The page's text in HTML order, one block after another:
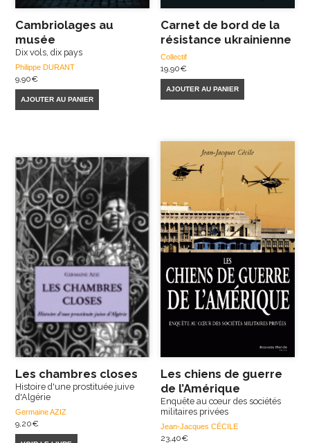
Cambriolages au
musée
Dix vols, dix pays
Philippe DURANT
9,90€
AJOUTER AU PANIER
Carnet de bord de la
résistance ukrainienne
Collectif
19,90€
AJOUTER AU PANIER
Les chambres closes
Histoire d'une prostituée juive
d'Algérie
Germaine AZIZ
9,20€
Les chiens de guerre
de l’Amérique
Enquête au cœur des sociétés
militaires privées
Jean-Jacques CÉCILE
23,40€